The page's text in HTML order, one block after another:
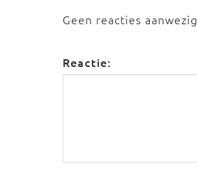
Geen reacties aanwezig
Reactie: